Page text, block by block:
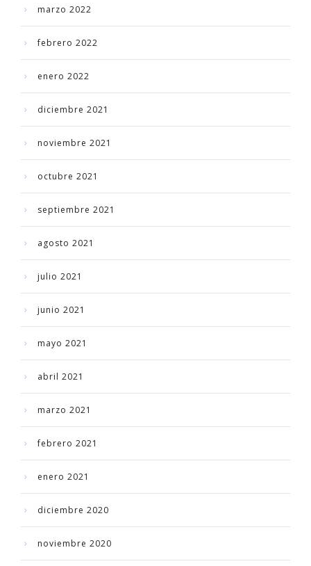
marzo 2022
febrero 2022
enero 2022
diciembre 2021
noviembre 2021
octubre 2021
septiembre 2021
agosto 2021
julio 2021
junio 2021
mayo 2021
abril 2021
marzo 2021
febrero 2021
enero 2021
diciembre 2020
noviembre 2020